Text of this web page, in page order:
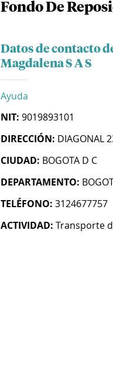
Fondo De
Datos de contacto
Magdalena S A S
Ayuda
NIT: 9019893101
DIRECCIÓN: DIAGONAL
CIUDAD: BOGOTA D C
DEPARTAMENTO:
TELÉFONO: 3124677757
ACTIVIDAD: Transporte